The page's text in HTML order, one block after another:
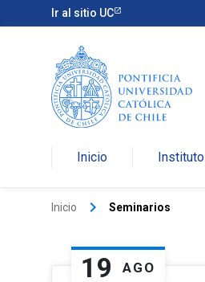
Ir al sitio UC
Inicio Instituto
Inicio keyboard_arrow_right Seminarios
19 AGO